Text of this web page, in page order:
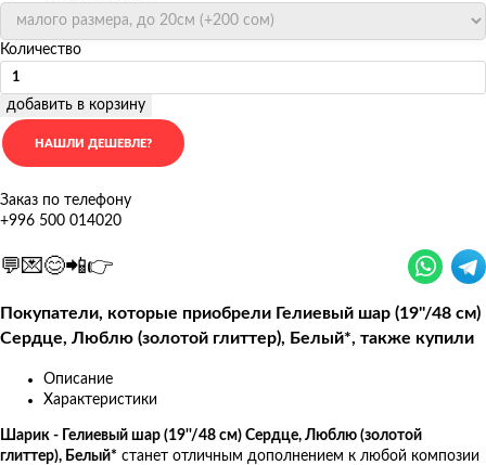
Количество
добавить в корзину
Заказ по телефону
+996 500 014020
💬💌😊📲👉
Покупатели, которые приобрели Гелиевый шар (19''/48 см)
Сердце, Люблю (золотой глиттер), Белый*, также купили
Описание
Характеристики
Шарик - Гелиевый шар (19''/48 см) Сердце, Люблю (золотой
глиттер), Белый* станет отличным дополнением к любой композии